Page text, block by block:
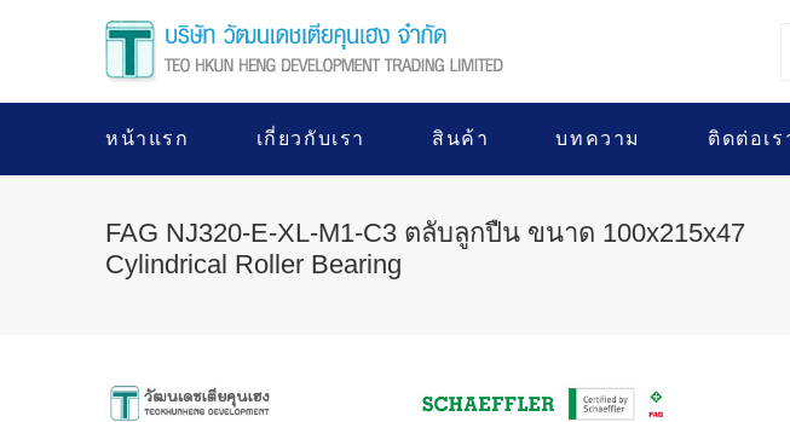
หน้าแรก เกี่ยวกับเรา สินค้า บทความ ติดต่อเร
FAG NJ320-E-XL-M1-C3 ตลับลูกปืน ขนาด 100x215x47
Cylindrical Roller Bearing